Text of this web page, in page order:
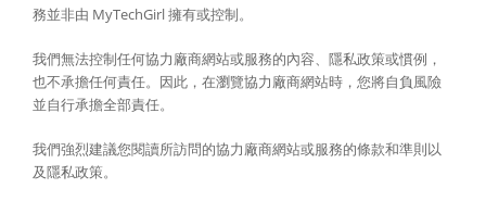
務並非由 MyTechGirl 擁有或控制。
我們無法控制任何協力廠商網站或服務的內容、隱私政策或慣例，
也不承擔任何責任。因此，在瀏覽協力廠商網站時，您將自負風險
並自行承擔全部責任。
我們強烈建議您閱讀所訪問的協力廠商網站或服務的條款和準則以
及隱私政策。